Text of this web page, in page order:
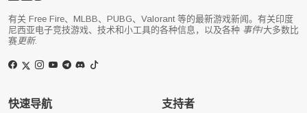
有关 Free Fire、MLBB、PUBG、Valorant 等的最新游戏新闻。有关印度
尼西亚电子竞技游戏、技术和小工具的各种信息，以及各种 事件/大多数比
赛更新.
快速导航 支持者